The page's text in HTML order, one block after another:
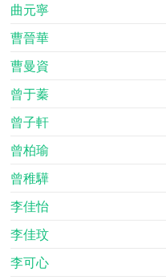
曲元寧
曹晉華
曹曼資
曾于蓁
曾子軒
曾柏瑜
曾稚驊
李佳怡
李佳玟
李可心